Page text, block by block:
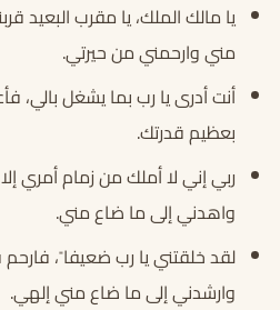
يا مالك الملك، يا مقرب البعيد
مني وارحمني من حيرتي.
أنت أدرى يا رب بما يشغل بالي،
بعظيم قدرتك.
ربي إني لا أملك من زمام أمري
واهدني إلى ما ضاع مني.
لقد خلقتني يا رب ضعيفا ً،
وارشدني إلى ما ضاع مني إلهي.